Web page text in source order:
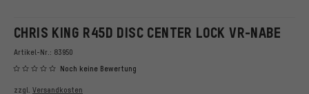
CHRIS KING R45D DISC CENTER LOCK VR-NABE
Artikel-Nr.: 83950
Noch keine Bewertung
zzgl. Versandkosten